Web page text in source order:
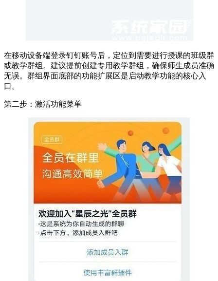
在移动设备端登录钉钉账号后，定位到需要进行授课的班级群
或教学群组。建议提前创建专用教学群组，确保师生成员准确
无误。群组界面底部的功能扩展区是启动教学功能的核心入
口。
第二步：激活功能菜单